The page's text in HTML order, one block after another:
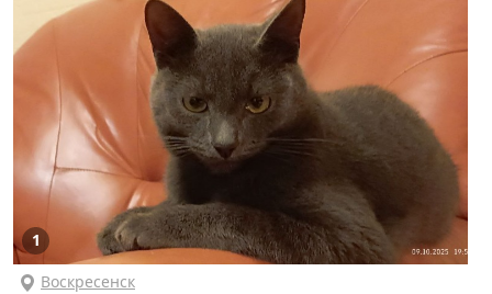
1
Воскресенск